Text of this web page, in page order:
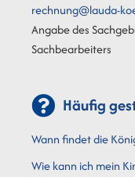
rechnung@lauda-
Angabe des
Sachbearbeiters
Häufig
Wann findet die
Wie kann ich mein